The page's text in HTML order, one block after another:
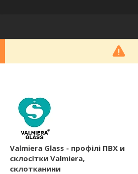
Valmiera Glass - профілі ПВХ и
склосітки Valmiera,
склотканини